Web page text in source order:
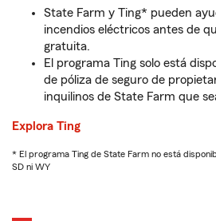
State Farm y Ting* pueden
incendios eléctricos antes de
gratuita.
El programa Ting solo está
de póliza de seguro de
inquilinos de State Farm que
Explora Ting
* El programa Ting de State Farm no está
SD ni WY